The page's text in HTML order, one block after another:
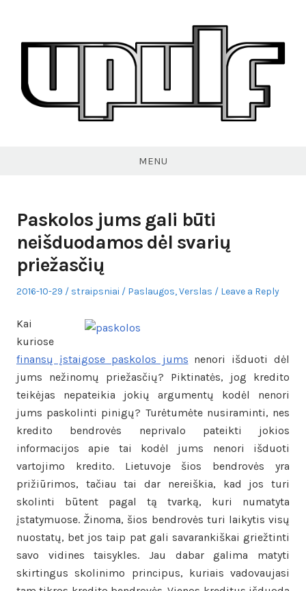
content
MENU
Paskolos jums gali būti
neišduodamos dėl svarių
priežasčių
Posted
2016-10-29 Author
straipsniai
Posted
Paslaugos,Verslas Leave a Reply
Kai
kuriose
finansų įstaigose paskolos jums nenori išduoti dėl
jums nežinomų priežasčių? Piktinatės, jog kredito
teikėjas nepateikia jokių argumentų kodėl nenori
jums paskolinti pinigų? Turėtumėte nusiraminti, nes
kredito bendrovės neprivalo pateikti jokios
informacijos apie tai kodėl jums nenori išduoti
vartojimo kredito. Lietuvoje šios bendrovės yra
prižiūrimos, tačiau tai dar nereiškia, kad jos turi
skolinti būtent pagal tą tvarką, kuri numatyta
įstatymuose. Žinoma, šios bendrovės turi laikytis visų
nuostatų, bet jos taip pat gali savarankiškai griežtinti
savo vidines taisykles. Jau dabar galima matyti
skirtingus skolinimo principus, kuriais vadovaujasi